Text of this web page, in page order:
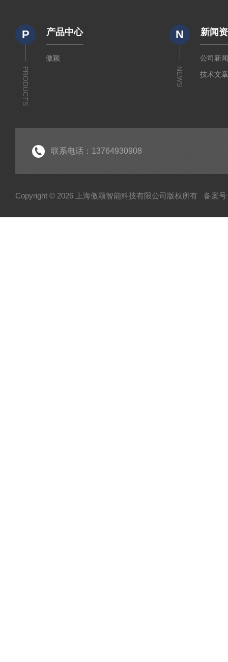
P
PRODUCTS
产品中心
傲颖
N
NEWS
新闻
公司新
技术文
联系电话：13764930908
Copyright © 2026 上海傲颖智能科技有限公司版权所有 备案号